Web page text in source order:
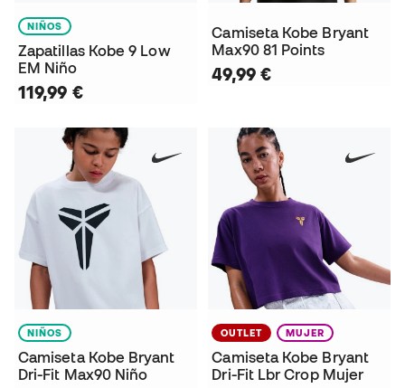
NIÑOS
Zapatillas Kobe 9 Low
EM Niño
119,99 €
Camiseta Kobe Bryant
Max90 81 Points
49,99 €
NIÑOS
Camiseta Kobe Bryant
Dri-Fit Max90 Niño
OUTLET MUJER
Camiseta Kobe Bryant
Dri-Fit Lbr Crop Mujer